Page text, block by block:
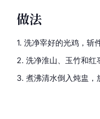
做法
1. 洗净宰好的光鸡，斩
2. 洗净淮山、玉竹和红
3. 煮沸清水倒入炖盅，